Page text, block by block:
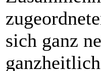
sich ganz